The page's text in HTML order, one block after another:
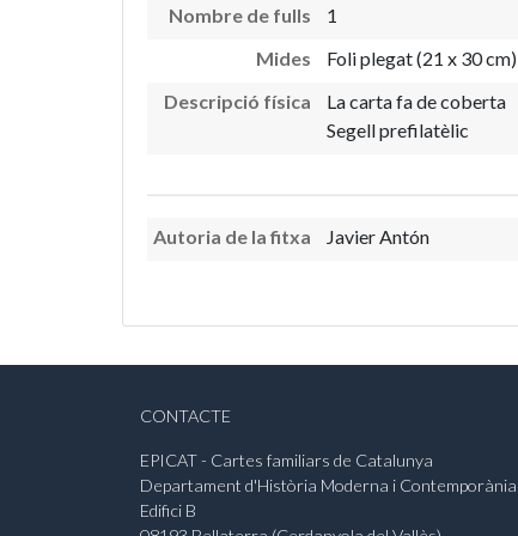
Nombre de fulls
1
Mides
Foli plegat (21 x 30 cm)
Descripció física
La carta fa de coberta
Segell prefilatèlic
Autoria de la fitxa Javier Antón
CONTACTE
EPICAT - Cartes familiars de Catalunya
Departament d'Història Moderna i Contemporània
Edifici B